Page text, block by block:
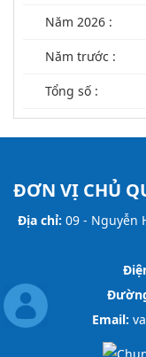
Năm 2026 :
Năm trước :
Tổng số :
ĐƠN VỊ CHỦ
Địa chỉ: 09 - Nguyễn
Email: